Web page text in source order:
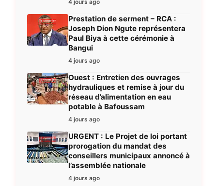
4 jours ago
Prestation de serment – RCA :
Joseph Dion Ngute représentera
Paul Biya à cette cérémonie à
Bangui
4 jours ago
Ouest : Entretien des ouvrages
hydrauliques et remise à jour du
réseau d’alimentation en eau
potable à Bafoussam
4 jours ago
URGENT : Le Projet de loi portant
prorogation du mandat des
conseillers municipaux annoncé à
l’assemblée nationale
4 jours ago